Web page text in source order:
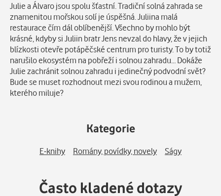
Julie a Álvaro jsou spolu šťastní. Tradiční solná zahrada se
znamenitou mořskou solí je úspěšná. Juliina malá
restaurace čím dál oblíbenější. Všechno by mohlo být
krásné, kdyby si Juliin bratr Jens nevzal do hlavy, že v jejich
blízkosti otevře potápěčské centrum pro turisty. To by totiž
narušilo ekosystém na pobřeží i solnou zahradu… Dokáže
Julie zachránit solnou zahradu i jedinečný podvodní svět?
Bude se muset rozhodnout mezi svou rodinou a mužem,
kterého miluje?
Kategorie
E-knihy Romány, povídky, novely Ságy
Často kladené dotazy